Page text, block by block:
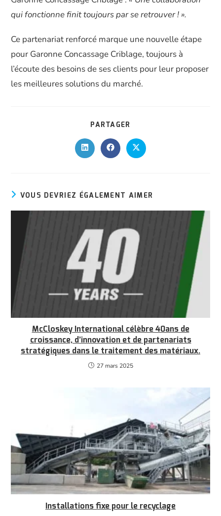
qui fonctionne finit toujours par se retrouver ! ».
Ce partenariat renforcé marque une nouvelle étape
pour Garonne Concassage Criblage, toujours à
l’écoute des besoins de ses clients pour leur proposer
les meilleures solutions du marché.
PARTAGER
VOUS DEVRIEZ ÉGALEMENT AIMER
McCloskey International célèbre 40ans de
croissance, d’innovation et de partenariats
stratégiques dans le traitement des matériaux.
27 mars 2025
Installations fixe pour le recyclage